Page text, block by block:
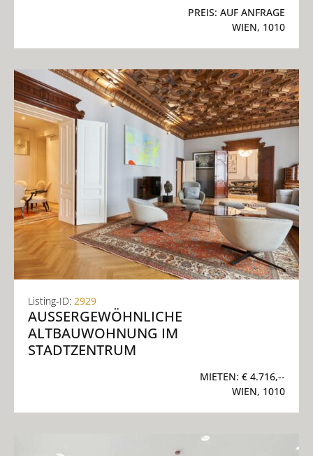
PREIS: AUF ANFRAGE
WIEN, 1010
Listing-ID: 2929
AUSSERGEWÖHNLICHE A
LTBAUWOHNUNG IM S
TADTZENTRUM
MIETEN: € 4.716,--
WIEN, 1010